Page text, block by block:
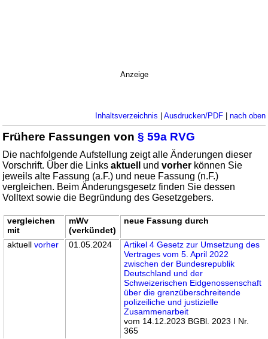
Anzeige
Inhaltsverzeichnis | Ausdrucken/PDF| nach oben
Frühere Fassungen von§ 59a RVG
Die nachfolgende Aufstellung zeigt alle Änderungen dieser
Vorschrift. Über die Linksaktuell undvorher können Sie
jeweils alte Fassung (a.F.) und neue Fassung (n.F.)
vergleichen. Beim Änderungsgesetz finden Sie dessen
Volltext sowie die Begründung des Gesetzgebers.
vergleichen
mit
mWv
(verkündet)
neue Fassung durch
aktuellvorher 01.05.2024
Artikel 4 Gesetz zur Umsetzung des
Vertrages vom 5. April 2022
zwischen der Bundesrepublik
Deutschland und der
Schweizerischen Eidgenossenschaft
über die grenzüberschreitende
polizeiliche und justizielle
Zusammenarbeit
vom 14.12.2023 BGBl. 2023 I Nr.
365